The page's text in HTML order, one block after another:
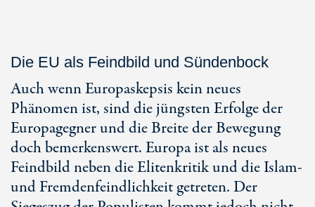
Die EU als Feindbild und Sündenbock
Auch wenn Europaskepsis kein neues
Phänomen ist, sind die jüngsten Erfolge der
Europagegner und die Breite der Bewegung
doch bemerkenswert. Europa ist als neues
Feindbild neben die Elitenkritik und die Islam-
und Fremdenfeindlichkeit getreten. Der